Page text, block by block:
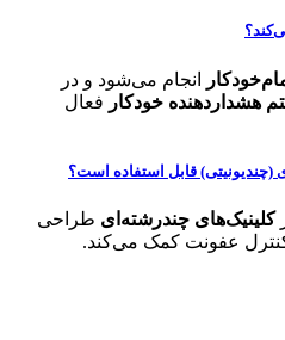
انجام می‌شود و در
هشداردهنده خودکار فعال
(چندیونیتی) قابل استفاده است؟
کلینیک‌های چندرشته‌ای طراحی
کنترل عفونت کمک می‌کند.